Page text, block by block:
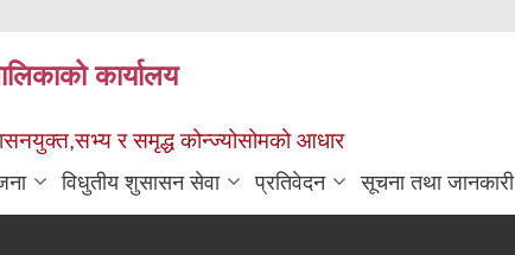
कार्यालय
र समृद्ध कोन्ज्योसोमको आधार
विधुतीय शुसासन सेवा प्रतिवेदन सूचना तथा जानकारी